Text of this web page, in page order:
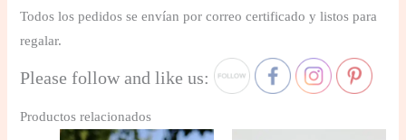
Todos los pedidos se envían por correo certificado y listos para
regalar.
Please follow and like us:
Productos relacionados